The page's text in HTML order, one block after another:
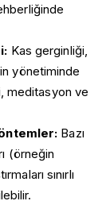
Kas gerginliği,
yönetiminde
meditasyon ve
Bazı
(örneğin
sınırlı